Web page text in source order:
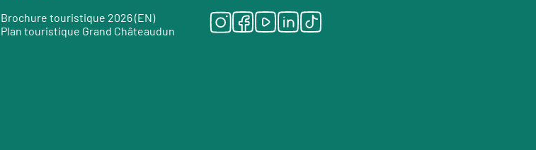
Brochure touristique 2026 (EN)
Plan touristique Grand Châteaudun
Instagram
Facebook
Youtube
LinkedIn
Tiktok